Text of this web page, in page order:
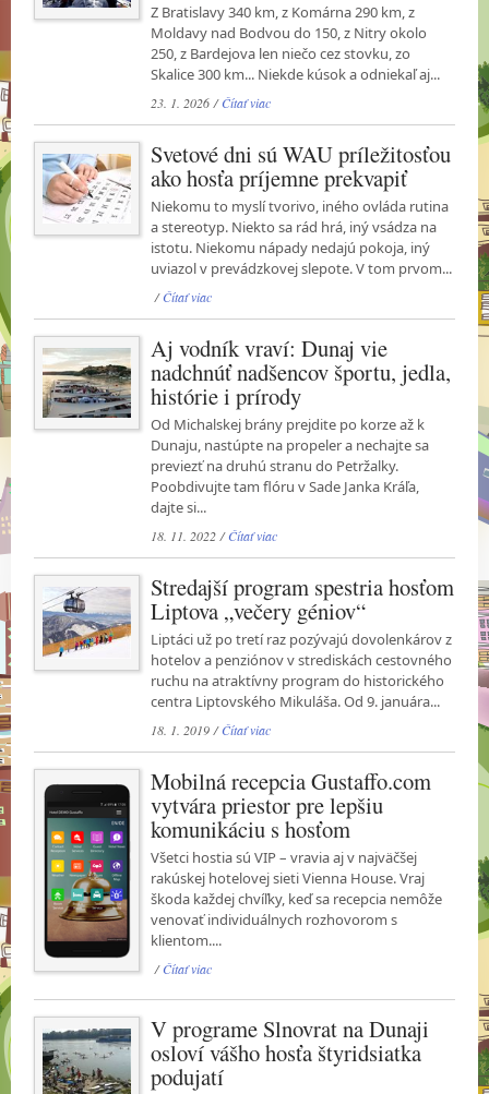
Z Bratislavy 340 km, z Komárna 290 km, z
Moldavy nad Bodvou do 150, z Nitry okolo
250, z Bardejova len niečo cez stovku, zo
Skalice 300 km... Niekde kúsok a odniekaľ aj...
23. 1. 2026 /Čítať viac
Svetové dni sú WAU príležitosťou
ako hosťa príjemne prekvapiť
Niekomu to myslí tvorivo, iného ovláda rutina
a stereotyp. Niekto sa rád hrá, iný vsádza na
istotu. Niekomu nápady nedajú pokoja, iný
uviazol v prevádzkovej slepote. V tom prvom...
/Čítať viac
Aj vodník vraví: Dunaj vie
nadchnúť nadšencov športu, jedla,
histórie i prírody
Od Michalskej brány prejdite po korze až k
Dunaju, nastúpte na propeler a nechajte sa
previezť na druhú stranu do Petržalky.
Poobdivujte tam flóru v Sade Janka Kráľa,
dajte si...
18. 11. 2022 /Čítať viac
Stredajší program spestria hosťom
Liptova „večery géniov“
Liptáci už po tretí raz pozývajú dovolenkárov z
hotelov a penziónov v strediskách cestovného
ruchu na atraktívny program do historického
centra Liptovského Mikuláša. Od 9. januára...
18. 1. 2019 /Čítať viac
Mobilná recepcia Gustaffo.com
vytvára priestor pre lepšiu
komunikáciu s hosťom
Všetci hostia sú VIP – vravia aj v najväčšej
rakúskej hotelovej sieti Vienna House. Vraj
škoda každej chvíľky, keď sa recepcia nemôže
venovať individuálnych rozhovorom s
klientom....
/Čítať viac
V programe Slnovrat na Dunaji
osloví vášho hosťa štyridsiatka
podujatí